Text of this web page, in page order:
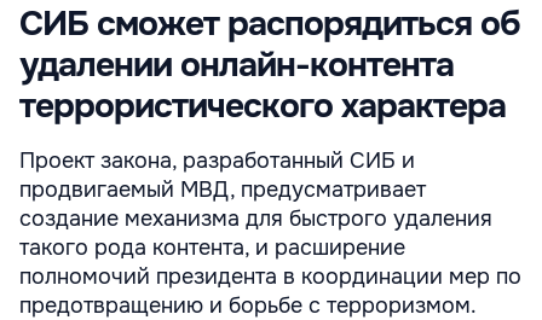
СИБ сможет распорядиться об
удалении онлайн-контента
террористического характера
Проект закона, разработанный СИБ и
продвигаемый МВД, предусматривает
создание механизма для быстрого удаления
такого рода контента, и расширение
полномочий президента в координации мер по
предотвращению и борьбе с терроризмом.